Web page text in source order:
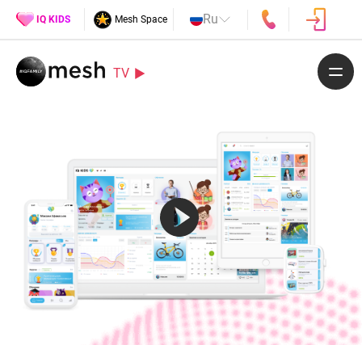
IQ KIDS Mesh Space Ru
TV